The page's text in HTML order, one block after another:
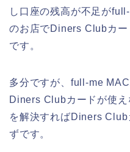
し口座の残高が不足が
のお店でDiners Clubカー
です。
多分ですが、full-me
Diners Clubカードが使
を解決すればDiners
ずです。